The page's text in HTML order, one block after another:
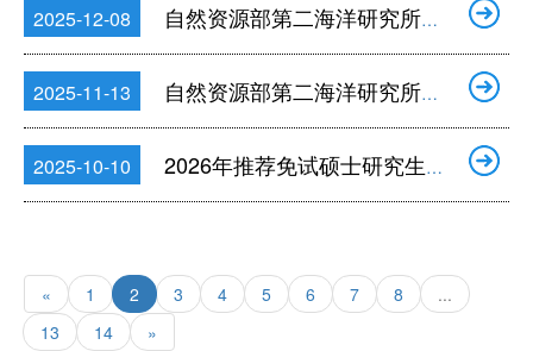
2025-12-08 自然资源部第二海洋研究所公开招聘编外工作人员公告（2025年第四批）
2025-11-13 自然资源部第二海洋研究所公开招聘编外工作人员公告（2025年第三批）
2025-10-10 2026年推荐免试硕士研究生拟推荐录取名单公示
« 1 2 3 4 5 6 7 8
...
13
14 »